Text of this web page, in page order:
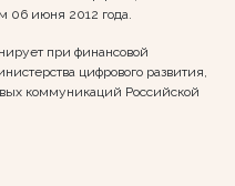
06 июня 2012 года.
при финансовой
цифрового развития,
коммуникаций Российской